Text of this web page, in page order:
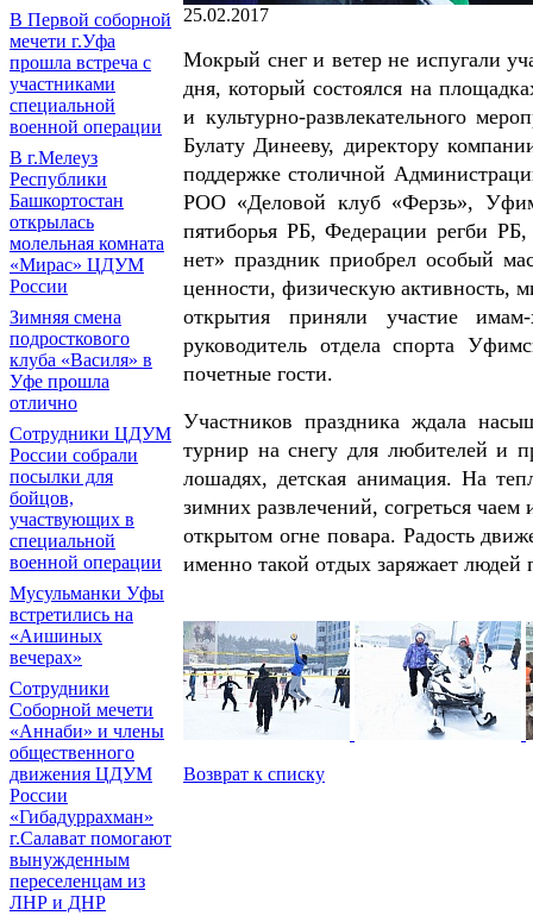
В Первой соборной
мечети г.Уфа
прошла встреча с
участниками
специальной
военной операции
В г.Мелеуз
Республики
Башкортостан
открылась
молельная комната
«Мирас» ЦДУМ
России
Зимняя смена
подросткового
клуба «Василя» в
Уфе прошла
отлично
Сотрудники ЦДУМ
России собрали
посылки для
бойцов,
участвующих в
специальной
военной операции
Мусульманки Уфы
встретились на
«Аишиных
вечерах»
Сотрудники
Соборной мечети
«Аннаби» и члены
общественного
движения ЦДУМ
России
«Гибадуррахман»
г.Салават помогают
вынужденным
переселенцам из
ЛНР и ДНР
25.02.2017
Мокрый снег и ветер не испугали
дня, который состоялся на
и культурно-развлекательного
Булату Динееву, директору
поддержке столичной
РОО «Деловой клуб «Ферзь»,
пятиборья РБ, Федерации регби
нет» праздник приобрел особый
ценности, физическую активность,
открытия приняли участие
руководитель отдела спорта
почетные гости.
Участников праздника ждала
турнир на снегу для любителей и
лошадях, детская анимация. На
зимних развлечений, согреться
открытом огне повара. Радость
именно такой отдых заряжает
Возврат к списку